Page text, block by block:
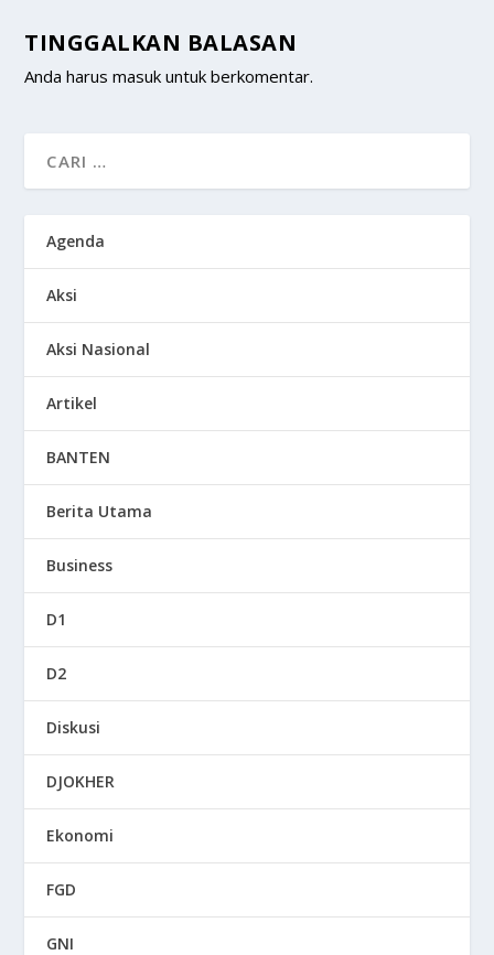
TINGGALKAN BALASAN
Anda harusmasuk untuk berkomentar.
Agenda
Aksi
Aksi Nasional
Artikel
BANTEN
Berita Utama
Business
D1
D2
Diskusi
DJOKHER
Ekonomi
FGD
GNI